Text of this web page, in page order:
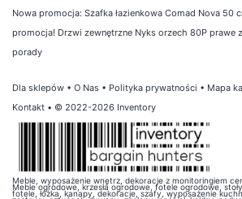
Nowa promocja: Szafka łazienkowa Comad Nova 50
promocja! Drzwi zewnętrzne Nyks orzech 80P prawe
porady
Dla sklepów • O Nas • Polityka prywatności • Mapa
Kontakt • © 2022-2026 Inventory
Meble, wyposażenie wnętrz, dekoracje z monitoringiem
Meble ogrodowe, krzesła ogrodowe, fotele ogrodowe, stoły
fotele, łóżka, kanapy, dekoracje, szafy, wyposażenie